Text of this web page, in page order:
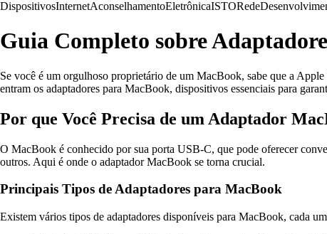
DispositivosInternetAconselhamentoEletrônicaISTORede
Guia Completo sobre
Se você é um orgulhoso proprietário de um MacBook, sabe que a
entram os adaptadores para MacBook, dispositivos essenciais para
Por que Você Precisa de um Adaptador
O MacBook é conhecido por sua porta USB-C, que pode oferecer
outros. Aqui é onde o adaptador MacBook se torna crucial.
Principais Tipos de Adaptadores para MacBook
Existem vários tipos de adaptadores disponíveis para MacBook, cada